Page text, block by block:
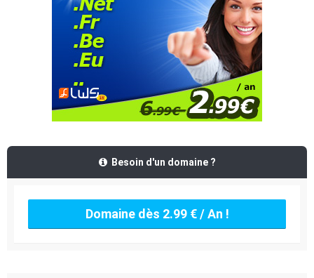
Besoin d'un domaine ?
Domaine dès 2.99 € / An !